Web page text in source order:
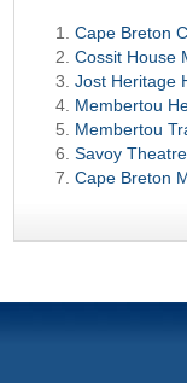
Cape Breton
Cossit House
Jost Heritage
Membertou
Membertou
Savoy Theatre
Cape Breton